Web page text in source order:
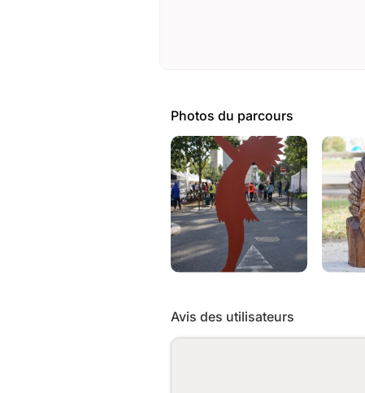
Photos du parcours
Avis des utilisateurs